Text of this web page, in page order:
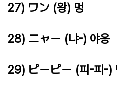
27) ワン (왕) 멍
28) ニャー (냐-) 야옹
29) ピーピー (피-피-)